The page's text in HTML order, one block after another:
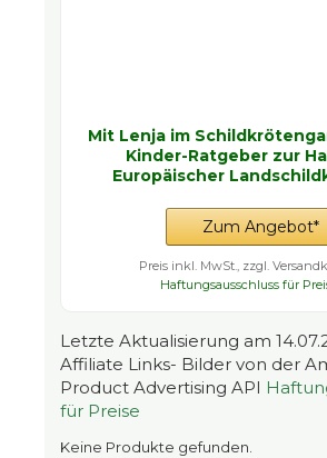
Mit Lenja im
Kinder-Ratgeber zur
Europäischer
Zum Angebot*
Preis inkl. MwSt., zzgl.
Haftungsausschluss für
Letzte Aktualisierung am
Affiliate Links- Bilder von der
Product Advertising API
für Preise
Keine Produkte gefunden.